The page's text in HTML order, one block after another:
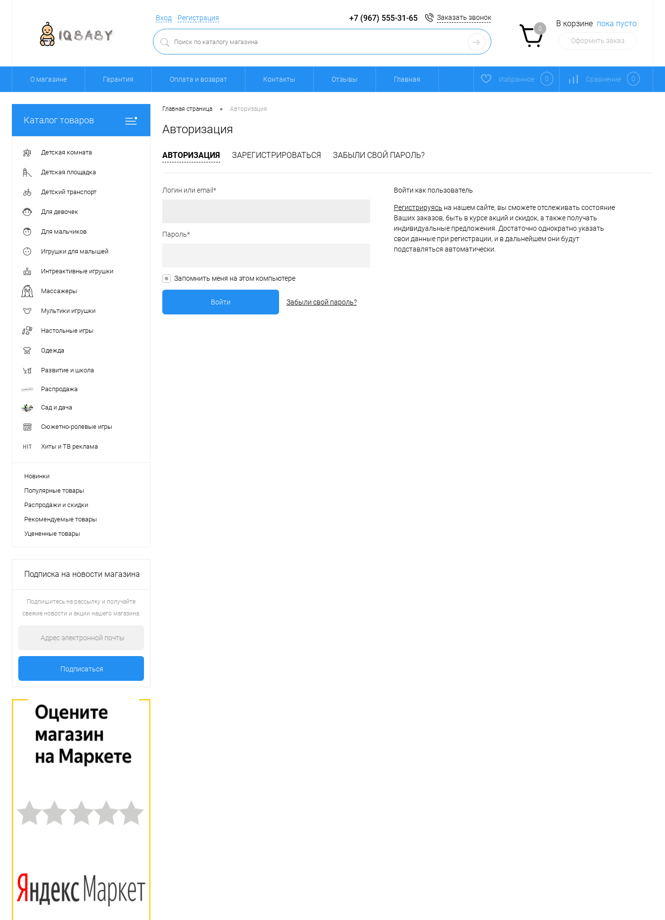
Вход Регистрация +7 (967) 555-31-65 Заказать звонок
0
В корзине пока пусто
Оформить заказ
О магазине Гарантия Оплата и возврат Контакты Отзывы Главная Избранное 0 Сравнение 0
Каталог товаров
Детская комната
Детская площадка
Детский транспорт
Для девочек
Для мальчиков
Игрушки для малышей
Интреактивные игрушки
Массажеры
Мультики игрушки
Настольные игры
Одежда
Развитие и школа
Распродажа
Сад и дача
Сюжетно-ролевые игры
Хиты и ТВ реклама
Новинки
Популярные товары
Распродажи и скидки
Рекомендуемые товары
Уцененные товары
Подписка на новости магазина
Подпишитесь на рассылку и получайте
свежие новости и акции нашего магазина.
Главная страница • Авторизация
Авторизация
АВТОРИЗАЦИЯ ЗАРЕГИСТРИРОВАТЬСЯ ЗАБЫЛИ СВОЙ ПАРОЛЬ?
Логин или email*
Пароль*
Запомнить меня на этом компьютере
Забыли свой пароль?
Войти как пользователь
Регистрируясь на нашем сайте, вы сможете отслеживать состояние
Ваших заказов, быть в курсе акций и скидок, а также получать
индивидуальные предложения. Достаточно однократно указать
свои данные при регистрации, и в дальнейшем они будут
подставляться автоматически.